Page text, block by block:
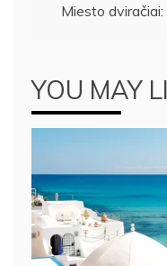
Miesto
YOU MAY